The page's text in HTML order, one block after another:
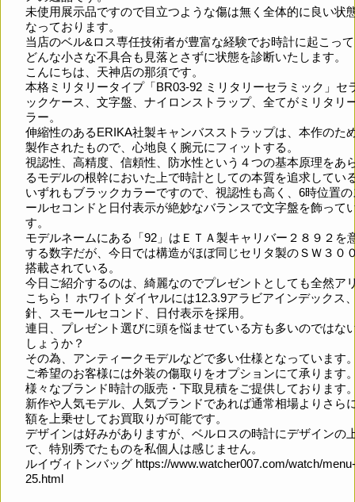
未使用展示品ですので目立つような傷は無く全体的に良い状
なっております。
当店のベル&ロス専任技術者が豊富な経験でお時計に起こっ
どんな小さな不具合も見落とさずに状態を診断いたします。
こんにちは、天神店の那須です。
本格ミリタリータイプ「BR03-92 ミリタリーセラミック」セ
ックケース、文字盤、ナイロンストラップ、全てがミリタリ
ラー。
伸縮性のあるERIKA社製キャンバスストラップは、本作のた
製作されたもので、心地良く腕元にフィットする。
視認性、高精度、信頼性、防水性という４つの基本原理をあ
るモデルの根幹においた上で時計としての本質を追求してい
いずれもブラックカラーですので、視認性も高く、6時位置
ールセコンドと日付表示が絶妙なバランスで文字盤を飾って
す。
モデルネームにある「92」はＥＴＡ製キャリバー２８９２を
する数字だが、今日では構造がほぼ同じセリタ製のＳＷ３０
搭載されている。
今日ご紹介するのは、綺麗なのでプレゼントとしても全然ア
こちら！ ホワイトダイヤルには12.3.9アラビアインデックス
針、スモールセコンド、日付表示を採用。
連日、プレゼント選びに頭を悩ませている方も多いのではな
しょうか？
その為、アンティークモデルなどで多い仕様となっています
ご希望のお客様には外装の傷取りをオプションにて承ります
様々なブランド時計の販売・下取見積をご提供しております
新作や人気モデル、人気ブランドであれば通常相場よりさら
額を上乗せしてお買取りが可能です。
デザインは好みがありますが、ベルロスの時計にデザインの
で、特別秀でたものを私個人は感じません。
ルイヴィトンバッグ https://www.watcher007.com/watch/
25.html